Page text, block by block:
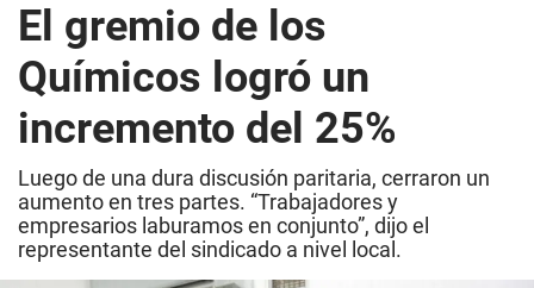
El gremio de los
Químicos logró un
incremento del 25%
Luego de una dura discusión paritaria, cerraron un
aumento en tres partes. “Trabajadores y
empresarios laburamos en conjunto”, dijo el
representante del sindicado a nivel local.